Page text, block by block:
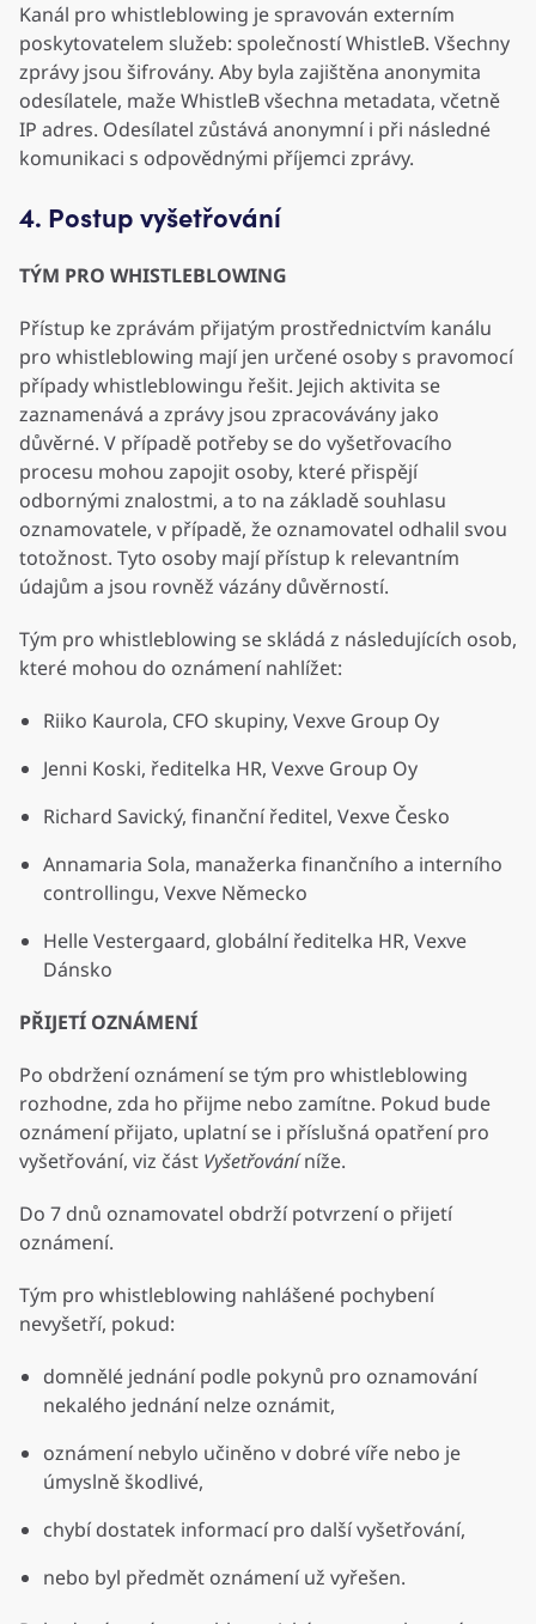
Kanál pro whistleblowing je spravován externím
poskytovatelem služeb: společností WhistleB. Všechny
zprávy jsou šifrovány. Aby byla zajištěna anonymita
odesílatele, maže WhistleB všechna metadata, včetně
IP adres. Odesílatel zůstává anonymní i při následné
komunikaci s odpovědnými příjemci zprávy.
4. Postup vyšetřování
TÝM PRO WHISTLEBLOWING
Přístup ke zprávám přijatým prostřednictvím kanálu
pro whistleblowing mají jen určené osoby s pravomocí
případy whistleblowingu řešit. Jejich aktivita se
zaznamenává a zprávy jsou zpracovávány jako
důvěrné. V případě potřeby se do vyšetřovacího
procesu mohou zapojit osoby, které přispějí
odbornými znalostmi, a to na základě souhlasu
oznamovatele, v případě, že oznamovatel odhalil svou
totožnost. Tyto osoby mají přístup k relevantním
údajům a jsou rovněž vázány důvěrností.
Tým pro whistleblowing se skládá z následujících osob,
které mohou do oznámení nahlížet:
Riiko Kaurola, CFO skupiny, Vexve Group Oy
Jenni Koski, ředitelka HR, Vexve Group Oy
Richard Savický, finanční ředitel, Vexve Česko
Annamaria Sola, manažerka finančního a interního
controllingu, Vexve Německo
Helle Vestergaard, globální ředitelka HR, Vexve
Dánsko
PŘIJETÍ OZNÁMENÍ
Po obdržení oznámení se tým pro whistleblowing
rozhodne, zda ho přijme nebo zamítne. Pokud bude
oznámení přijato, uplatní se i příslušná opatření pro
vyšetřování, viz část Vyšetřováníníže.
Do 7 dnů oznamovatel obdrží potvrzení o přijetí
oznámení.
Tým pro whistleblowing nahlášené pochybení
nevyšetří, pokud:
domnělé jednání podle pokynů pro oznamování
nekalého jednání nelze oznámit,
oznámení nebylo učiněno v dobré víře nebo je
úmyslně škodlivé,
chybí dostatek informací pro další vyšetřování,
nebo byl předmět oznámení už vyřešen.